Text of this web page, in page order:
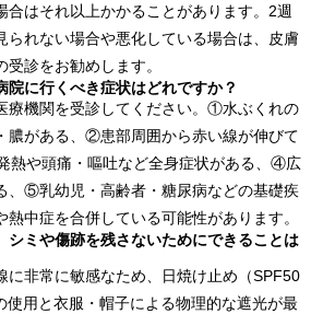
合はそれ以上かかることがあります。2週
られない場合や悪化している場合は、皮膚
診をお勧めします。
院に行くべき症状はどれですか？
療機関を受診してください。①水ぶくれの
膿がある、②患部周囲から赤い線が伸びて
熱や頭痛・嘔吐など全身症状がある、④広
、⑤乳幼児・高齢者・糖尿病などの基礎疾
熱中症を合併している可能性があります。
シミや傷跡を残さないためにできることは
に非常に敏感なため、日焼け止め（SPF50
使用と衣服・帽子による物理的な遮光が最